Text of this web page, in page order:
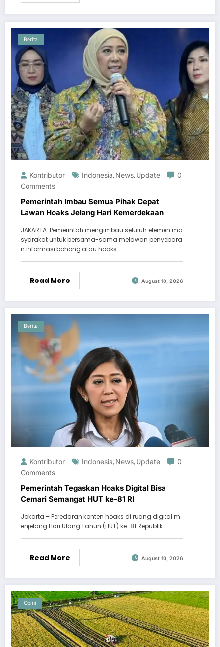
Berita
Kontributor Indonesia, News, Update
0
Comments
Pemerintah Imbau Semua Pihak Cepat
Lawan Hoaks Jelang Hari Kemerdekaan
JAKARTA  Pemerintah mengimbau seluruh elemen ma
syarakat untuk bersama-sama melawan penyebara
n informasi bohong atau hoaks…
Read More August 10, 2026
Berita
Kontributor Indonesia, News, Update
0
Comments
Pemerintah Tegaskan Hoaks Digital Bisa
Cemari Semangat HUT ke-81 RI
Jakarta – Peredaran konten hoaks di ruang digital m
enjelang Hari Ulang Tahun (HUT) ke-81 Republik…
Read More August 10, 2026
Opini